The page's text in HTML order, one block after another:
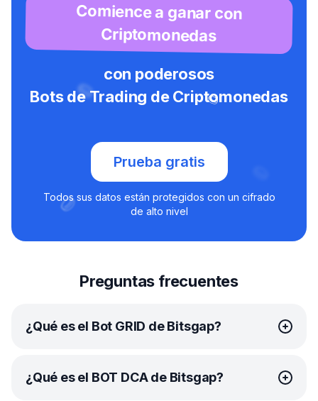
Comience a ganar con
Criptomonedas
con poderosos
Bots de Trading de Criptomonedas
Prueba gratis
Todos sus datos están protegidos con un cifrado
de alto nivel
Preguntas frecuentes
¿Qué es el Bot GRID de Bitsgap?
Elbot GRID
de Bitsgap es una avanzada herramienta
de trading automatizado que utiliza la
¿Qué es el BOT DCA de Bitsgap?